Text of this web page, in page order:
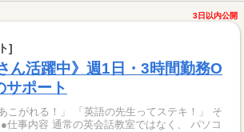
3日以内公開
]
ん活躍中》週1日・3時間勤務O
ポート
こがれる！」 「英語の先生ってステキ！」 そ